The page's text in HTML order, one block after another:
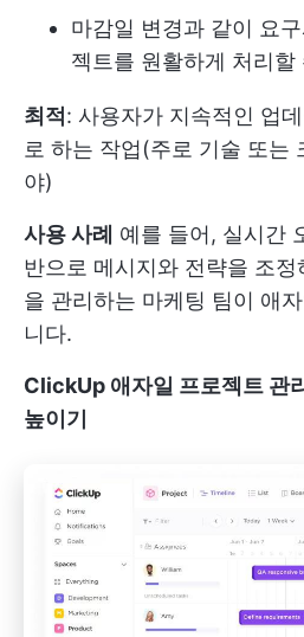
마감일 변경과 같이 요
젝트를 원활하게 처리할
최적: 사용자가 지속적인 업
로 하는 작업(주로 기술 또는
야)
사용 사례 예를 들어, 실시간
반으로 메시지와 전략을 조
을 관리하는 마케팅 팀이 애
니다.
ClickUp 애자일 프로젝트 관
높이기